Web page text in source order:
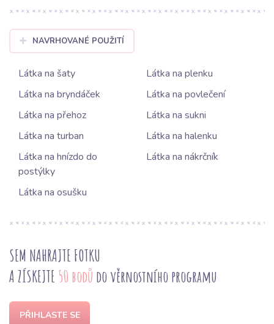
NAVRHOVANÉ POUŽITÍ
Látka na šaty
Látka na plenku
Látka na bryndáček
Látka na povlečení
Látka na přehoz
Látka na sukni
Látka na turban
Látka na halenku
Látka na hnízdo do
postýlky
Látka na nákrčník
Látka na osušku
SEM NAHRAJTE FOTKU
A ZÍSKEJTE 50 bodů do věrnostního programu
PŘIHLASTE SE